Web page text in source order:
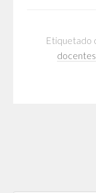
Etiquetado
docentes